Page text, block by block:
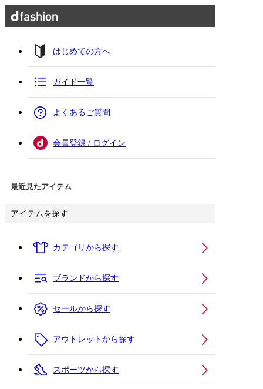
はじめての方へ
ガイド一覧
よくあるご質問
会員登録 / ログイン
最近見たアイテム
アイテムを探す
カテゴリから探す
ブランドから探す
セールから探す
アウトレットから探す
スポーツから探す